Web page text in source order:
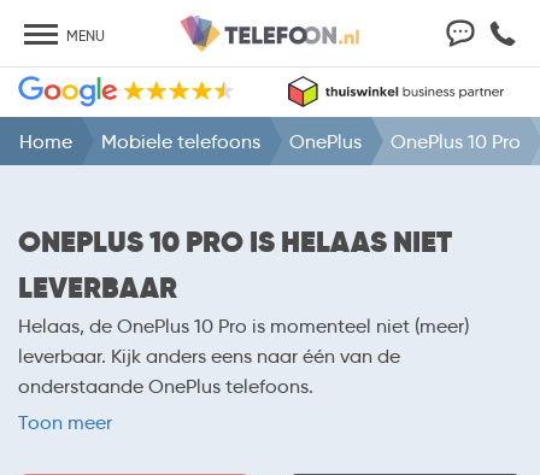
MENU
Home Mobiele telefoons OnePlus OnePlus 10 Pro
ONEPLUS 10 PRO IS HELAAS NIET
LEVERBAAR
Helaas, de OnePlus 10 Pro is momenteel niet (meer)
leverbaar. Kijk anders eens naar één van de
onderstaande OnePlus telefoons.
Toon meer